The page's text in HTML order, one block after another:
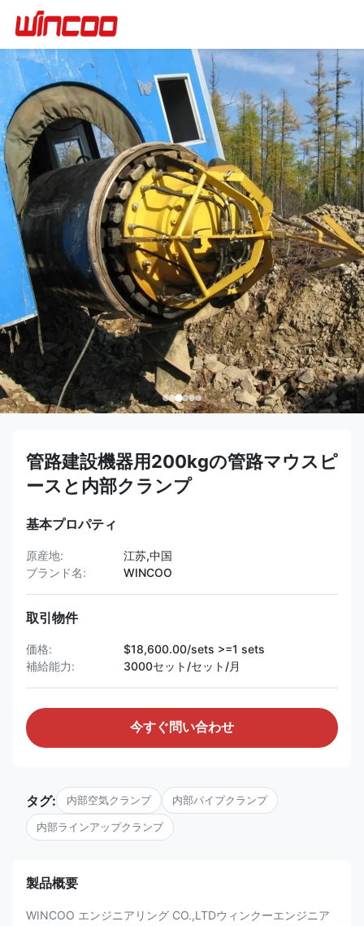
管路建設機器用200kgの管路マウスピ
ースと内部クランプ
基本プロパティ
原産地:
江苏,中国
ブランド名:
WINCOO
取引物件
価格:
$18,600.00/sets >=1 sets
補給能力:
3000セット/セット/月
今すぐ問い合わせ
タグ: 内部空気クランプ 内部パイプクランプ
内部ラインアップクランプ
製品概要
WINCOO エンジニアリング CO.,LTDウィンクーエンジニア